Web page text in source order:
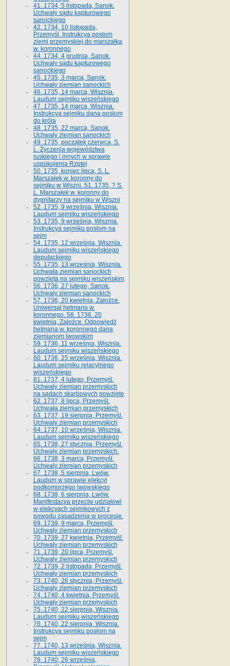
41. 1734, 5 listopada, Sanok.
Uchwały sądu kapturowego
sanockiego
42. 1734, 10 listopada,
Przemyśl. Instrukcya posłom
ziemi przemyskiej do marszałka
w. koronnego
44. 1734, 4 grudnia, Sanok.
Uchwały sądu kapturowego
sanockiego
45. 1735, 3 marca, Sanok.
Uchwały ziemian sanockich
46. 1735, 14 marca, Wisznia.
Laudum sejmiku wiszeńskiego
47. 1735, 14 marca, Wisznia.
Instrukcya sejmiku dana posłom
do króla
48. 1735, 22 marca, Sanok.
Uchwały ziemian sanockich
49. 1735, początek czerwca, S.
L. Życzenia województwa
ruskiego i innych w sprawie
uspokojenia Rzptej
50. 1735, koniec lipca, S. L.
Marszałek w. koronny do
sejmiku w Wiszni. 51. 1735, ? S.
L. Marszałek w. koronny do
dygnitarzy na sejmiku w Wiszni
52. 1735, 9 września, Wisznia.
Laudum sejmiku wiszeńskiego
53. 1735, 9 września, Wisznia.
Instrukcya sejmiku posłom na
sejm
54. 1735, 12 września, Wisznia.
Laudum sejmiku wiszeńskiego
deputackiego
55. 1735, 13 września, Wisznia.
Uchwała ziemian sanockich
powzięta na sejmiku wiszeńskim
56. 1736, 27 lutego, Sanok.
Uchwały ziemian sanockich
57. 1736, 20 kwietnia, Załoźce.
Uniwersał hetmana w.
koronnego. 58. 1736. 20
kwietnia, Załoźce. Odpowiedź
hetmana w. koronnego dana
ziemianom lwowskim
59. 1736, 11 września, Wisznia.
Laudum sejmiku wiszeńskiego
60. 1736, 25 września, Wisznia.
Laudum sejmiku relacyjnego
wiszeńskiego
61. 1737, 4 lutego, Przemyśl.
Uchwały ziemian przemyskich
na sądach skarbowych powzięte
62. 1737, 8 lipca, Przemyśl.
Uchwała ziemian przemyskich
63. 1737, 19 sierpnia, Przemyśl.
Uchwały ziemian przemyskich
64. 1737, 10 września, Wisznia.
Laudum sejmiku wiszeńskiego
65. 1738, 27 stycznia, Przemyśl.
Uchwały ziemian przemyskich­­.
66. 1738, 3 marca, Przemyśl.
Uchwały ziemian przemyskich­
67. 1738, 5 sierpnia, Lwów.
Laudum w sprawie elekcyi
podkomorzego lwowskiego
68. 1738, 6 sierpnia, Lwów.
Manifestacya przeciw udziałowi
w elekcyach sejmikowych z
powodu zasądzenia w procesie.
69. 1739, 9 marca, Przemyśl.
Uchwały ziemian przemyskich
70. 1739, 27 kwietnia, Przemyśl.
Uchwały ziemian przemyskich
71. 1739, 20 lipca, Przemyśl.
Uchwały ziemian przemyskich
72. 1739, 2 listopada, Przemyśl.
Uchwały ziemian przemyskich
73. 1740, 26 stycznia, Przemyśl.
Uchwały ziemian przemyskich
74. 1740, 4 kwietnia, Przemyśl.
Uchwały ziemian przemyskich
75. 1740, 22 sierpnia, Wisznia.
Laudum sejmiku wiszeńskiego
76. 1740, 22 sierpnia, Wisznia.
Instrukcya sejmiku posłom na
sejm
77. 1740, 13 września, Wisznia.
Laudum sejmiku wiszeńskiego
78. 1740, 26 września,